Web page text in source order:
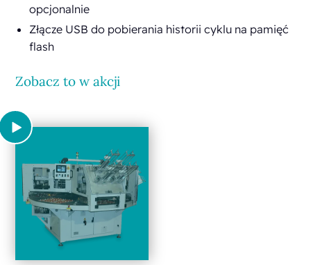
opcjonalnie
Złącze USB do pobierania historii cyklu na pamięć
flash
Zobacz to w akcji